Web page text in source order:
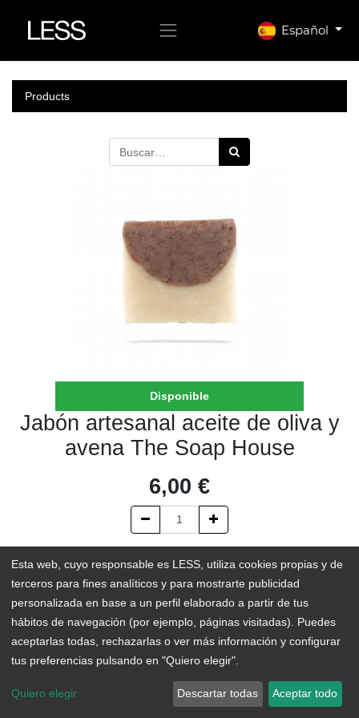
Español
Products
Disponible
Jabón artesanal aceite de oliva y
avena The Soap House
6,00 €
AÑADIR AL CARRITO
En existencias
Add to Wishlist
Elaborado en Tenerife por The Soap House, este jabón está
indicado para pieles secas, sensibles o irritadas ya que la avena
Esta web, cuyo responsable es LESS, utiliza cookies propias y de
terceros para fines analíticos y para mostrarte publicidad
personalizada en base a un perfil elaborado a partir de tus
hábitos de navegación (por ejemplo, páginas visitadas). Puedes
aceptarlas todas, rechazarlas o ver más información y configurar
tus preferencias pulsando en "Quiero elegir".
Quiero elegir Descartar todas Aceptar todo